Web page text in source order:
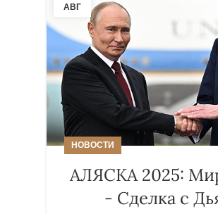
АВГ
НОВОСТИ
АЛЯСКА 2025:
- Сделка с